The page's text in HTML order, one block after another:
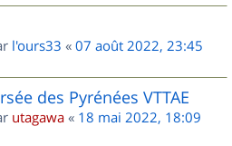
l'ours33 « 07 août 2022, 23:45
des Pyrénées VTTAE
utagawa « 18 mai 2022, 18:09